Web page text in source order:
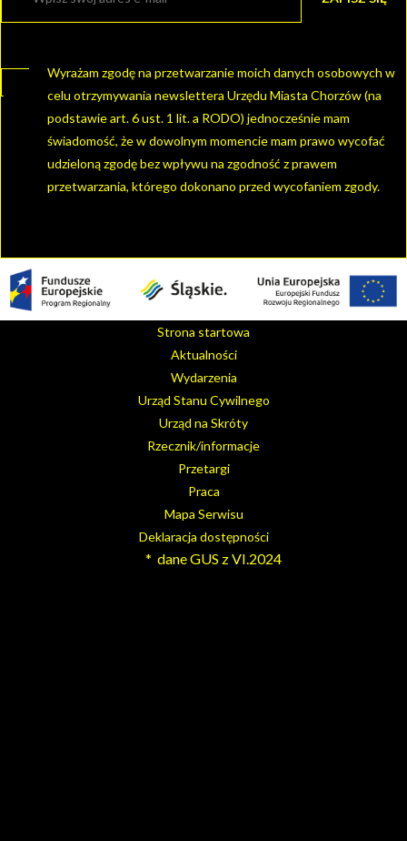
Wyrażam zgodę na przetwarzanie moich danych osobowych w
celu otrzymywania newslettera Urzędu Miasta Chorzów (na
podstawie art. 6 ust. 1 lit. a RODO) jednocześnie mam
świadomość, że w dowolnym momencie mam prawo wycofać
udzieloną zgodę bez wpływu na zgodność z prawem
przetwarzania, którego dokonano przed wycofaniem zgody.
Strona startowa
Aktualności
Wydarzenia
Urząd Stanu Cywilnego
Urząd na Skróty
Rzecznik/informacje
Przetargi
Praca
Mapa Serwisu
Deklaracja dostępności
* dane GUS z VI.2024